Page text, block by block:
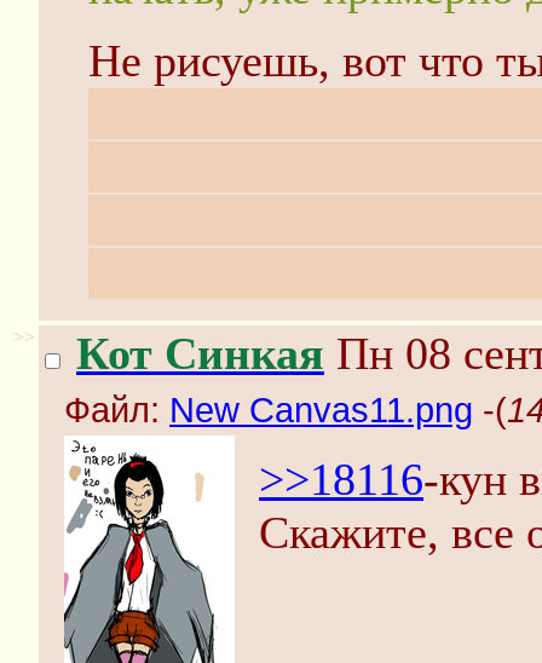
Не рисуешь, вот что
>> Кот Синкая Пн 08
Файл: New Canvas11.png -(
>>18116-кун
Скажите, все